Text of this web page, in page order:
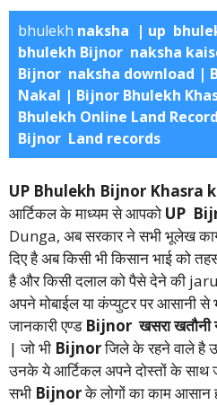
bhulekh naksha | up
bhulekh Bijnor naksha
Bijnor naksha download |
Nakal | Bijnor Bhulekh
Bhulekh Online Land
Bijnor Land records
UP Bhulekh Bijnor Khasra
आर्टिकल के माध्यम से आपको UP
Dunga, अब सरकार ने सभी भूलेख
दिए है अब किसी भी किसान भाई को
है और किसी दलाल को पैसे देने की
अपने मोबाईल या कंप्युटर पर आसानी
जानकारी एण्ड Bijnor खसरा
| जो भी Bijnorजिले के रहने वाले है
उनके ये आर्टिकल अपने दोस्तों के साथ
सभी Bijnorके लोगों का काम आसान